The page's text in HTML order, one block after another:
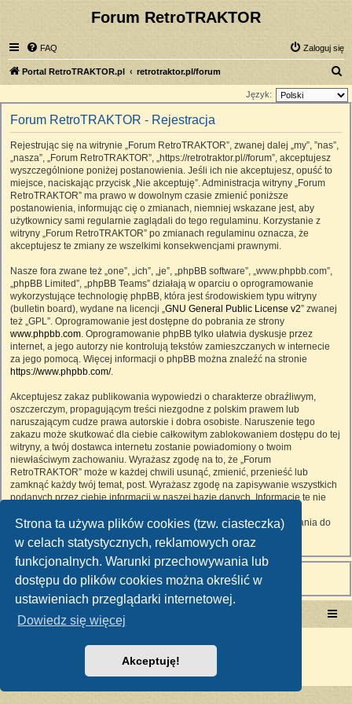
Strona ta używa plików cookies (tzw. ciasteczka)
w celach statystycznych, reklamowych oraz
funkcjonalnych. Warunki przechowywania lub
dostępu do plików cookies można określić w
ustawieniach przeglądarki internetowej.
Dowiedz się więcej
Akceptuję!
Forum RetroTRAKTOR
FAQ Zaloguj się
Portal RetroTRAKTOR.pl retrotraktor.pl/forum
z
Język:
Forum RetroTRAKTOR - Rejestracja
Rejestrując się na witrynie „Forum RetroTRAKTOR”, zwanej dalej „my”, ”nas”,
„nasza”, „Forum RetroTRAKTOR”, „https://retrotraktor.pl//forum”, akceptujesz
wyszczególnione poniżej postanowienia. Jeśli ich nie akceptujesz, opuść to
miejsce, naciskając przycisk „Nie akceptuję”. Administracja witryny „Forum
RetroTRAKTOR” ma prawo w dowolnym czasie zmienić poniższe
postanowienia, informując cię o zmianach, niemniej wskazane jest, aby
użytkownicy sami regularnie zaglądali do tego regulaminu. Korzystanie z
witryny „Forum RetroTRAKTOR” po zmianach regulaminu oznacza, że
akceptujesz te zmiany ze wszelkimi konsekwencjami prawnymi.
Nasze fora zwane też „one”, „ich”, „je”, „phpBB software”, „www.phpbb.com”,
„phpBB Limited”, „phpBB Teams” działają w oparciu o oprogramowanie
wykorzystujące technologię phpBB, która jest środowiskiem typu witryny
(bulletin board), wydane na licencji „GNU General Public License v2” zwanej
też „GPL”. Oprogramowanie jest dostępne do pobrania ze strony
www.phpbb.com. Oprogramowanie phpBB tylko ułatwia dyskusje przez
internet, a jego autorzy nie kontrolują tekstów zamieszczanych w internecie
za jego pomocą. Więcej informacji o phpBB można znaleźć na stronie
https://www.phpbb.com/.
Akceptujesz zakaz publikowania wypowiedzi o charakterze obraźliwym,
oszczerczym, propagującym treści niezgodne z polskim prawem lub
naruszającym cudze prawa autorskie i dobra osobiste. Naruszenie tego
zakazu może skutkować dla ciebie całkowitym zablokowaniem dostępu do tej
witryny, a twój dostawca internetu zostanie powiadomiony o twoim
niewłaściwym zachowaniu. Wyrażasz zgodę na to, że „Forum
RetroTRAKTOR” może w każdej chwili usunąć, zmienić, przenieść lub
zamknąć każdy twój temat, post. Wyrażasz zgodę na zapisywanie wszystkich
podanych przez ciebie informacji w naszej bazie danych. Informacje te nie
RetroTRAKTOR”, ani phpBB nie ponosi odpowiedzialności za włamania do
witryny, podczas których może dojść do kradzieży danych.
Portal RetroTRAKTOR.pl
Polski pakiet językowy dostarcza